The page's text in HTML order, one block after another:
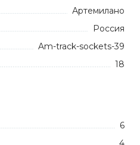
Артемилано
Россия
Am-track-sockets-39
18
6